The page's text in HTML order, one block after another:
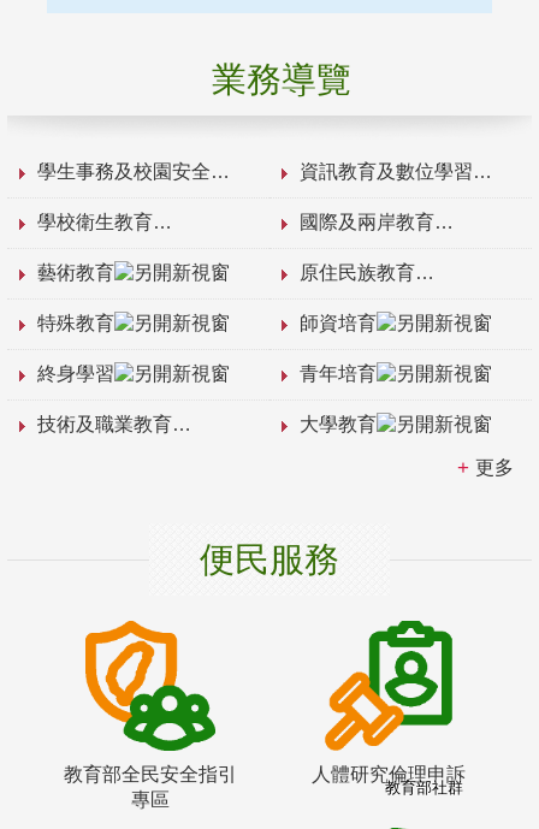
業務導覽
學生事務及校園安全 資訊教育及數位學習
學校衛生教育 國際及兩岸教育
藝術教育 原住民族教育
特殊教育 師資培育
終身學習 青年培育
技術及職業教育 大學教育
更多
便民服務
教育部全民安全指引
專區
人體研究倫理申訴
教育部社群